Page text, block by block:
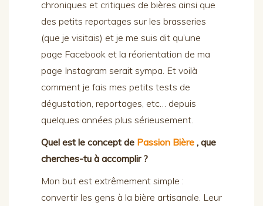
chroniques et critiques de bières ainsi que
des petits reportages sur les brasseries
(que je visitais) et je me suis dit qu’une
page Facebook et la réorientation de ma
page Instagram serait sympa. Et voilà
comment je fais mes petits tests de
dégustation, reportages, etc… depuis
quelques années plus sérieusement.
Quel est le concept de Passion Bière , que
cherches-tu à accomplir ?
Mon but est extrêmement simple :
convertir les gens à la bière artisanale. Leur